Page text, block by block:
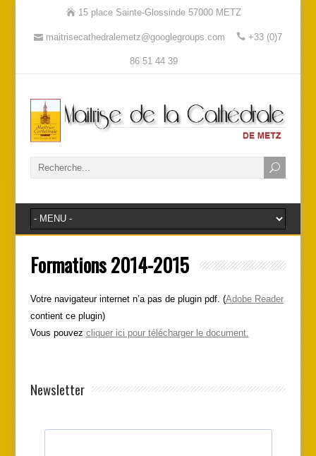
15 place Sainte-Glossinde 57000 METZ
maitrisecathedralemetz@googlegroups.com +33 (0)7
86 51 44 39
Formations 2014-2015
Votre navigateur internet n’a pas de plugin pdf. (Adobe Reader
contient ce plugin)
Vous pouvez cliquer ici pour télécharger le document.
Newsletter